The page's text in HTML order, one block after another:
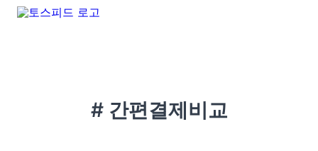
# 간편결제비교